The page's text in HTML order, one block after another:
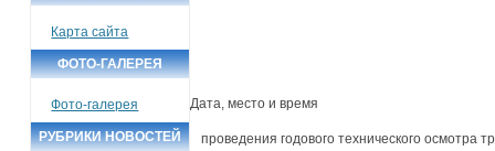
Карта сайта
ФОТО-ГАЛЕРЕЯ
Фото-галерея
РУБРИКИ НОВОСТЕЙ
Дата, место и время
проведения годового технического осмотра